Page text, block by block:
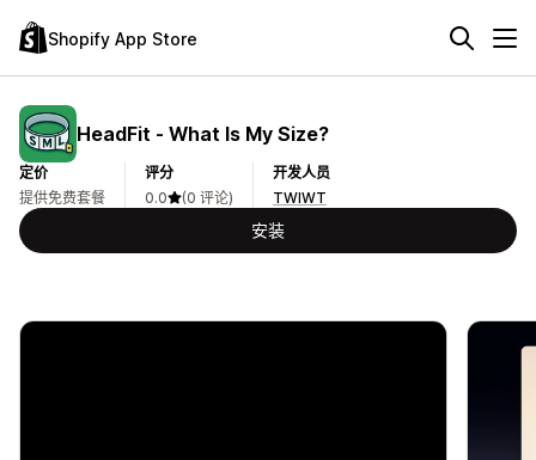
Shopify App Store
HeadFit ‑ What Is My Size?
定价
提供免费套餐
评分
0.0
(0 评论)
开发人员
TWIWT
安装